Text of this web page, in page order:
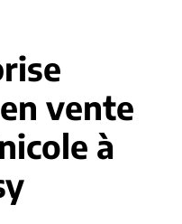
vente
à